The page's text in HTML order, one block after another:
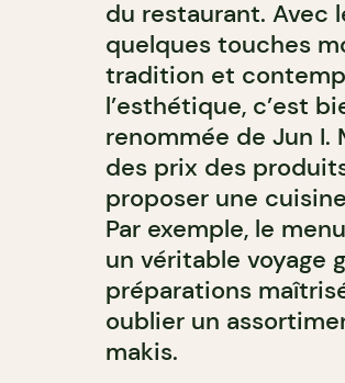
du restaurant. Avec
quelques touches
tradition et
l’esthétique, c’est
renommée de Jun I.
des prix des
proposer une
Par exemple, le
un véritable voyage
préparations
oublier un
makis.